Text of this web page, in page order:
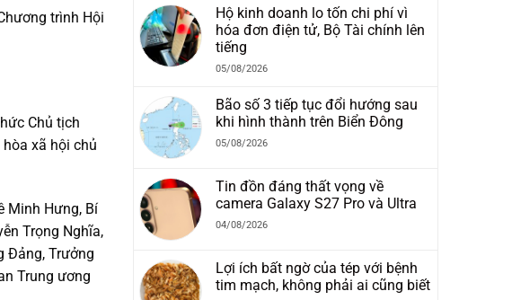
trình Hội
Chủ tịch
xã hội chủ
Minh Hưng, Bí
Trọng Nghĩa,
Đảng, Trưởng
Trung ương
Hộ kinh doanh lo tốn chi phí vì
hóa đơn điện tử, Bộ Tài chính lên
tiếng
05/08/2026
Bão số 3 tiếp tục đổi hướng sau
khi hình thành trên Biển Đông
05/08/2026
Tin đồn đáng thất vọng về
camera Galaxy S27 Pro và Ultra
04/08/2026
Lợi ích bất ngờ của tép với bệnh
tim mạch, không phải ai cũng biết